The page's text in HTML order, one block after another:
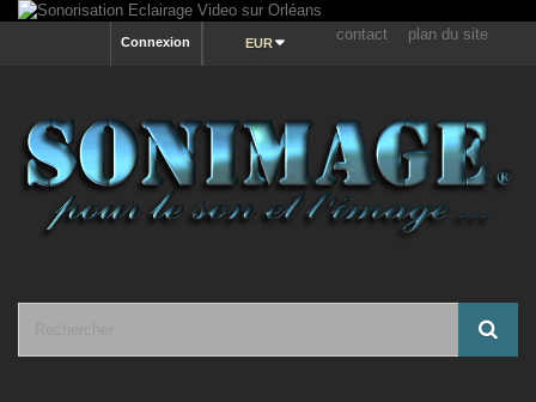
contact plan du site
EUR
Connexion